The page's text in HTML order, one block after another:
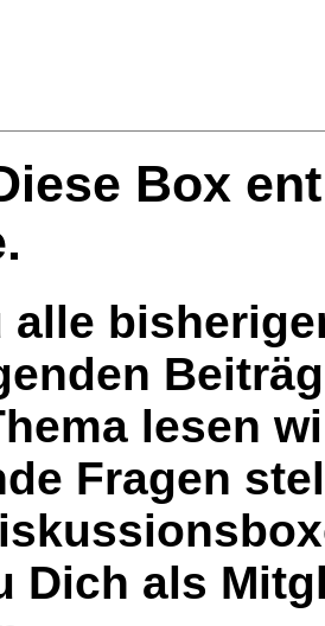
Box
alle
lesen
Fragen
Dich als